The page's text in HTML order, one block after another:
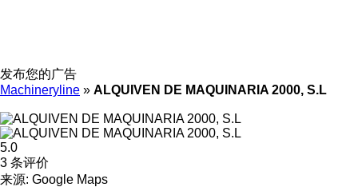
发布您的广告
Machineryline » ALQUIVEN DE MAQUINARIA 2000, S.L
5.0
3 条评价
来源: Google Maps